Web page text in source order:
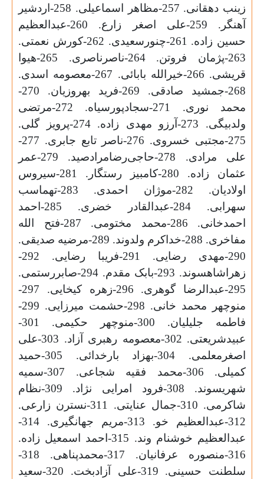
زینب دهقانی. 257-مظاهر اسماعیلی. 258-اردشیر
آهنگر. 259-علی اصغر زارع. 260-عبدالعظیم
حسین زاده. 261-چنورسعیدی. 262-کورش نعمتی.
263-پژمان فروتن. 264-ناصرناصری. 265-هیوا
قریشی. 266-خیرالله بابائی. 267-معصومه اسدی.
268-جمشید صادقی. 269-فرید بهروزیان. 270-
محمد نوری. 271-سجادپورسیاه. 272-مرتضی
ولدبیگی. 273-آرزو مهدی زاده. 274-پرویز گلی.
275-مجتبی خسروی. 276-ناصر تابع جابری. 277-
علی مرادی. 278-حاجی‌رضامرادصید. 279-عمر
عثمان زاده. 280-کامبیز رستگار. 281-سیروس
اولادیان. 282-موژان احمدی. 283-تهماسب
سهرابی. 284-عبدالقادر خضری. 285-احمد
احمدخانی. 286-محمد مختومی. 287-فتح الله
مفاخری. 288-خداکرم ولدوند. 289-مرضیه صدیقی.
290-مهدی رضایی. 291-فریبا رضایی. 292-
زهراشاهسوند. 293-بابک مقدم. 294-صابررستمی.
295-عبدالرضا گوهری. 296-زهره کیخایی. 297-
منوچهر محمد خانی. 298-حشمت میرزایی. 299-
فاطمه جلیلیان. 300-منوچهر حکیمی. 301-
عبیدشریعتی. 302-معصومه رهبری آزاد. 303-علی
اصغرمعلمی. 304-بهزاد بارخدائى. 305-حمید
کمیلی. 306-محمد فقیه شجاعی. 307-سمیه
شهریسوند. 308-فرود امرایی نژاد. 309-نظام
شاکرمی. 310-جمال عنایتی. 311-نسترن زارعی.
312-عبدالعظیم خو. 313-مریم جهانگیری. 314-
عبدالعظیم خوشنام وند. 315-احمد اسمعیل زاده.
316-منصوره عرفانیان. 317-محمدپناهی. 318-
سلطنت حسینی. 319-علی آزادبخت. 320-سعید